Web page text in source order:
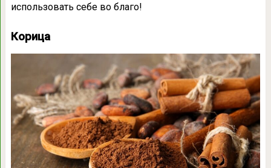
использовать себе во благо!
Корица